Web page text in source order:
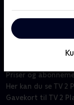
Priser og
Her kan du se TV 2
Gavekort til TV 2